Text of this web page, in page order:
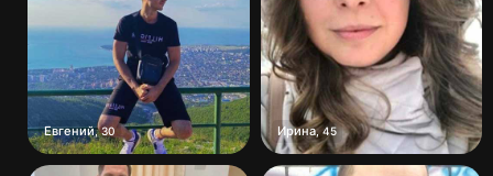
Евгений,30 Ирина, 45